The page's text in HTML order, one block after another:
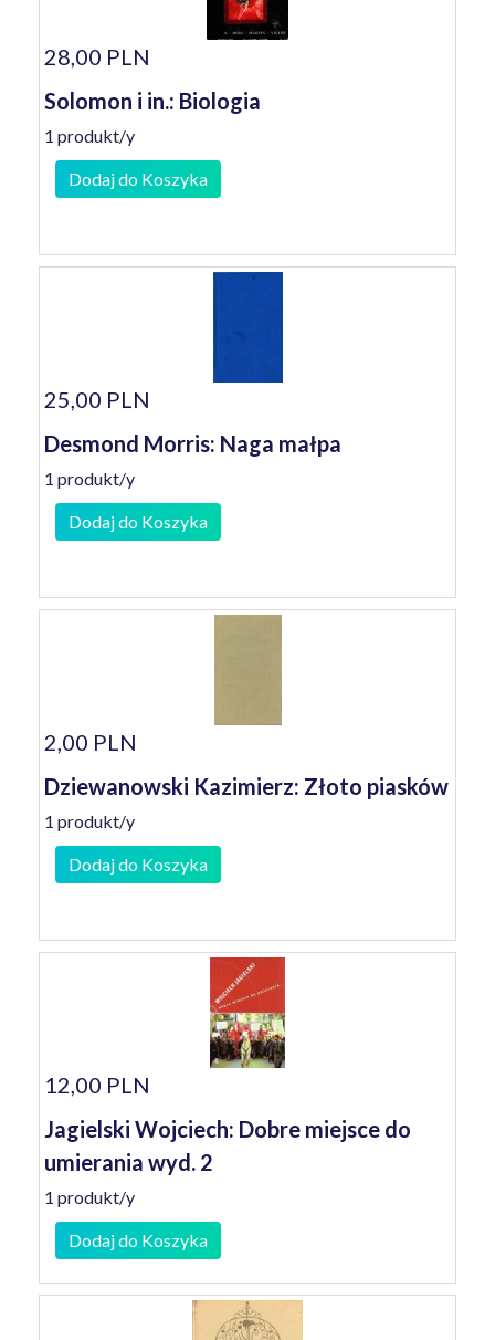
28,00 PLN
Solomon i in.: Biologia
1 produkt/y
Dodaj do Koszyka
25,00 PLN
Desmond Morris: Naga małpa
1 produkt/y
Dodaj do Koszyka
2,00 PLN
Dziewanowski Kazimierz: Złoto piasków
1 produkt/y
Dodaj do Koszyka
12,00 PLN
Jagielski Wojciech: Dobre miejsce do
umierania wyd. 2
1 produkt/y
Dodaj do Koszyka